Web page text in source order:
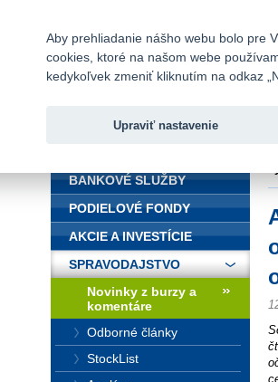
Fio banka
BANKOVÉ SLUŽBY
PODIELOVÉ FONDY
AKCIE A INVESTÍCIE
SPRAVODAJSTVO
Novinky z burzy a
komentáre
Odborné články
StockList
Aby prehliadanie nášho webu bolo pre
cookies, ktoré na našom webe
kedykoľvek zmeniť kliknutím na odkaz
Upraviť nastavenie